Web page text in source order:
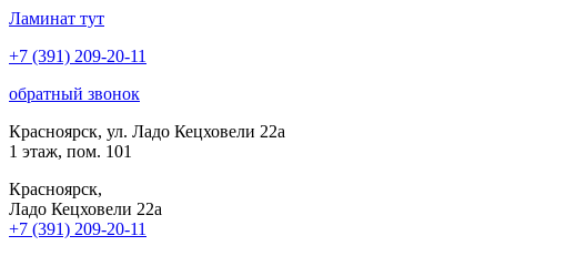
Ламинат тут
+7 (391) 209-20-11
обратный звонок
Красноярск, ул. Ладо Кецховели 22а
1 этаж, пом. 101
Красноярск,
Ладо Кецховели 22a
+7 (391) 209-20-11